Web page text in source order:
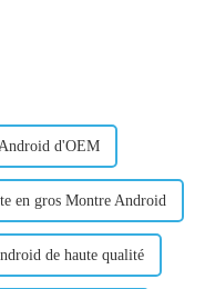
d'OEM
en gros Montre Android
de haute qualité